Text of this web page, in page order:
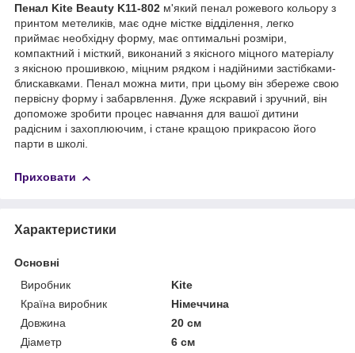
Пенал Kite Beauty K11-802 м'який пенал рожевого кольору з
принтом метеликів, має одне містке відділення, легко
приймає необхідну форму, має оптимальні розміри,
компактний і місткий, виконаний з якісного міцного матеріалу
з якісною прошивкою, міцним рядком і надійними застібками-
блискавками. Пенал можна мити, при цьому він збереже свою
первісну форму і забарвлення. Дуже яскравий і зручний, він
допоможе зробити процес навчання для вашої дитини
радісним і захоплюючим, і стане кращою прикрасою його
парти в школі.
Приховати
Характеристики
Основні
Виробник
Kite
Країна виробник
Німеччина
Довжина
20 см
Діаметр
6 см